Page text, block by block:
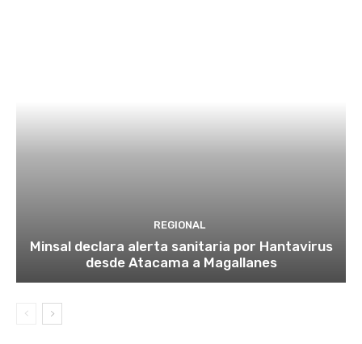
REGIONAL
Minsal declara alerta sanitaria por Hantavirus
desde Atacama a Magallanes